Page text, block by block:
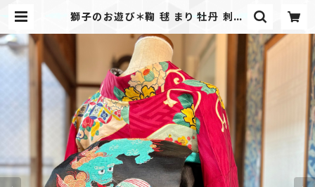
獅子のお遊び＊鞠 毬 まり 牡丹 刺繍
kimono tento